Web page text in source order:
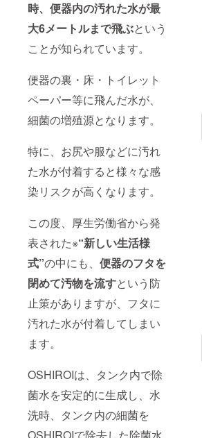
時、便器内の汚れた水が最
大6メートルまで飛ぶという
ことが知られています。
便器の裏・床・トイレット
ペーパー等に飛んだ水が、
細菌の増殖源となります。
特に、お尻や服などに汚れ
た水が付着すると様々な感
染リスクが高くなります。
この度、厚生労働省から発
表された※“新しい生活様
式”の中にも、 便器のフタを
閉めて汚物を流すという防
止策がありますが、フタに
汚れた水が付着してしまい
ます。
OSHIROIは、タンク内で除
菌水を安定的に生成し、水
洗時、タンク内の細菌を
OSHIROIで除去した除菌水